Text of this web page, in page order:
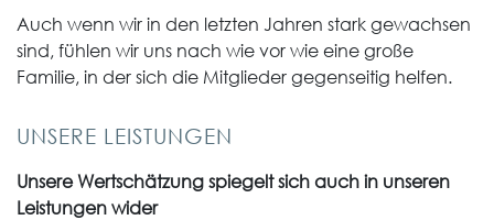
Auch wenn wir in den letzten Jahren stark gewachsen
sind, fühlen wir uns nach wie vor wie eine große
Familie, in der sich die Mitglieder gegenseitig helfen.
UNSERE LEISTUNGEN
Unsere Wertschätzung spiegelt sich auch in unseren
Leistungen wider